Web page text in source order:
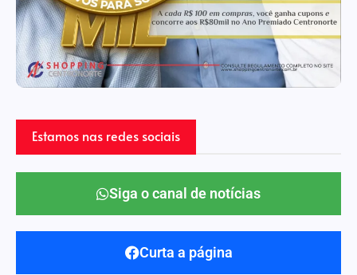
Estamos nas redes sociais
Siga o canal de notícias
Curta a página